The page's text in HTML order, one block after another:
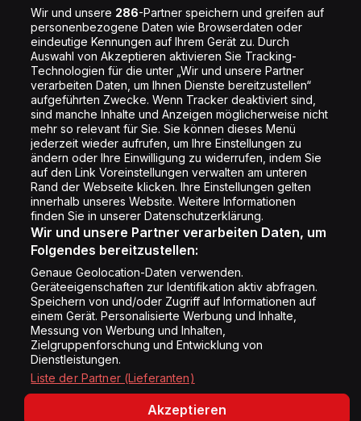
Folge uns
Copyright © Energy 2026
Jobs
Shop
Impressum
Rechtliches
Datenschutz
Cookie Liste
Cookie Einstellung
Wir und unsere 286-Partner speichern und greifen auf
personenbezogene Daten wie Browserdaten oder
eindeutige Kennungen auf Ihrem Gerät zu. Durch
Auswahl von Akzeptieren aktivieren Sie Tracking-
Technologien für die unter „Wir und unsere Partner
verarbeiten Daten, um Ihnen Dienste bereitzustellen“
aufgeführten Zwecke. Wenn Tracker deaktiviert sind,
sind manche Inhalte und Anzeigen möglicherweise nicht
mehr so relevant für Sie. Sie können dieses Menü
jederzeit wieder aufrufen, um Ihre Einstellungen zu
ändern oder Ihre Einwilligung zu widerrufen, indem Sie
auf den Link Voreinstellungen verwalten am unteren
Rand der Webseite klicken. Ihre Einstellungen gelten
innerhalb unseres Website. Weitere Informationen
finden Sie in unserer Datenschutzerklärung.
Wir und unsere Partner verarbeiten Daten, um
Folgendes bereitzustellen:
Genaue Geolocation-Daten verwenden.
Geräteeigenschaften zur Identifikation aktiv abfragen.
Speichern von und/oder Zugriff auf Informationen auf
einem Gerät. Personalisierte Werbung und Inhalte,
Messung von Werbung und Inhalten,
Zielgruppenforschung und Entwicklung von
Dienstleistungen.
Liste der Partner (Lieferanten)
Akzeptieren